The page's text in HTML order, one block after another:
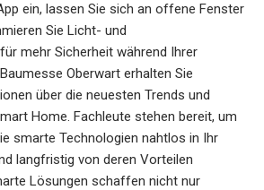
ein, lassen Sie sich an offene Fenster
Sie Licht- und
mehr Sicherheit während Ihrer
Oberwart erhalten Sie
über die neuesten Trends und
Home. Fachleute stehen bereit, um
smarte Technologien nahtlos in Ihr
langfristig von deren Vorteilen
Lösungen schaffen nicht nur